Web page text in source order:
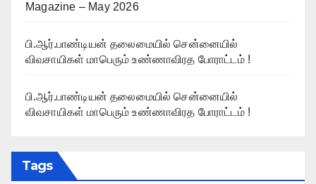
Magazine – May 2026
பி.ஆர்.பாண்டியன் தலைமையில் சென்னையில்
விவசாயிகள் மாபெரும் உண்ணாவிரத போராட்டம் !
பி.ஆர்.பாண்டியன் தலைமையில் சென்னையில்
விவசாயிகள் மாபெரும் உண்ணாவிரத போராட்டம் !
Tags